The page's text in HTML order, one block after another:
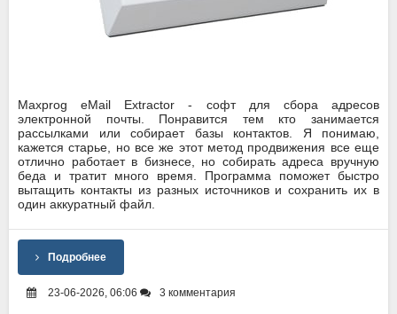
Maxprog eMail Extractor - софт для сбора адресов
электронной почты. Понравится тем кто занимается
рассылками или собирает базы контактов. Я понимаю,
кажется старье, но все же этот метод продвижения все еще
отлично работает в бизнесе, но собирать адреса вручную
беда и тратит много время. Программа поможет быстро
вытащить контакты из разных источников и сохранить их в
один аккуратный файл.
Подробнее
23-06-2026, 06:06 3 комментария